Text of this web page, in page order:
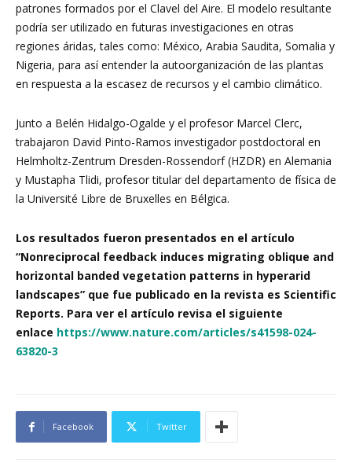
patrones formados por el Clavel del Aire. El modelo resultante
podría ser utilizado en futuras investigaciones en otras
regiones áridas, tales como: México, Arabia Saudita, Somalia y
Nigeria, para así entender la autoorganización de las plantas
en respuesta a la escasez de recursos y el cambio climático.
Junto a Belén Hidalgo-Ogalde y el profesor Marcel Clerc,
trabajaron David Pinto-Ramos investigador postdoctoral en
Helmholtz-Zentrum Dresden-Rossendorf (HZDR) en Alemania
y Mustapha Tlidi, profesor titular del departamento de física de
la Université Libre de Bruxelles en Bélgica.
Los resultados fueron presentados en el artículo
“Nonreciprocal feedback induces migrating oblique and
horizontal banded vegetation patterns in hyperarid
landscapes” que fue publicado en la revista es Scientific
Reports. Para ver el artículo revisa el siguiente
enlace https://www.nature.com/articles/s41598-024-
63820-3
Facebook Twitter